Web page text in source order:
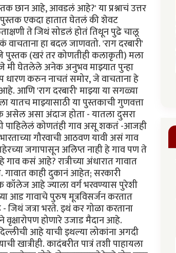
छान आहे, आवडलं आहे?' या प्रश्नाचं उत्तर
पुस्तक एकदा हातात घेतलं की शेवट
ते जिथं सोडलं होतं तिथून पुढे चालू
हा बदल जाणवतो. 'राग दरबारी'
जे पुस्तक (खरं तर कोणतीही कलाकृती) मला
जे मी घेतलेले अनेक अनुभव माझ्यात पुन्हा
धारण करुन नाचतं समोर, जे वाचताना हे
'राग दरबारी' माझ्या या सगळ्या
माझ्यासाठी या पुस्तकाची गुणवत्ता
असेल असा अंदाज होता - यातला दुसरा
पाहिलेलं कोणतंही गाव असू शकतं -आजही
गौरवाची आठवण यावी असं गाव
जगापासून अलिप्त नाही हे गाव पण ते
कसं आहे? रात्रीच्या अंधारात गावात
गावात काही दुकानं आहेत; सरकारी
आहे ज्याला वर्ग भरवण्यास पुरेशी
आड गावाचे पुरुष मूत्रविसर्जन करतात
जत्रा भरते. इथं कर गोळा करताना
होणारे उजाड मैदान आहे.
आहे याची इथल्या लोकांना अगदी
कादंबरीत पात्रं तशी पाहायला